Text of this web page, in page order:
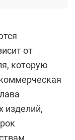
от
которую
изделий,